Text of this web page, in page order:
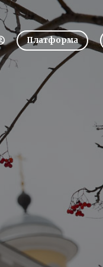
Платформа